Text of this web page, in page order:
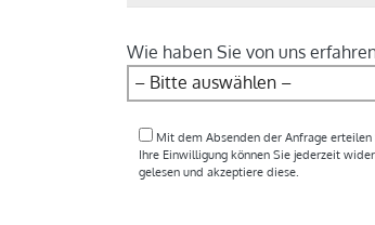
Wie haben Sie von uns
Mit dem Absenden der Anfrage
Ihre Einwilligung können Sie jederzeit
gelesen und akzeptiere diese.